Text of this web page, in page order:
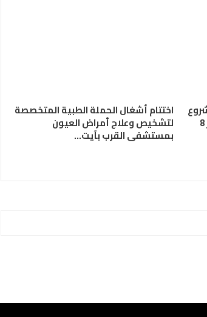
المنتزه الطبيعي بغلاف مالي يناهز 8
اختتام أشغال الحملة الطبية المتخصصة
لتشخيص وعلاج أمراض العيون
بمستشفى القرب بآيت…